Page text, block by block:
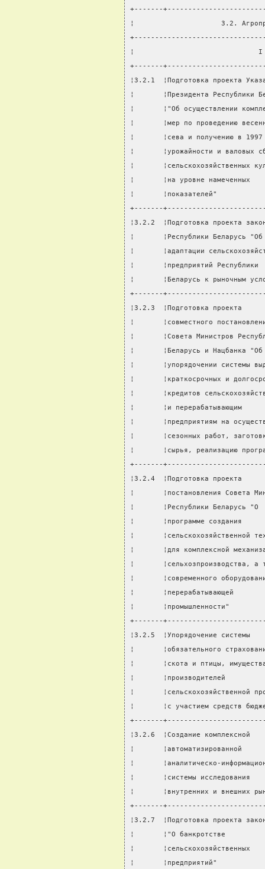
+-------
¦                     3.2.
¦                              I
+-------
¦3.2.1  ¦Подготовка проекта
¦       ¦Президента Республики
¦       ¦"Об осуществлении
¦       ¦мер по проведению
¦       ¦сева и
¦       ¦урожайности и
¦
¦       ¦на уровне
¦       ¦показателей"
+-------
¦3.2.2  ¦Подготовка проекта
¦       ¦Республики
¦       ¦адаптации
¦       ¦предприятий
¦       ¦Беларусь к
+-------
¦3.2.3  ¦Подготовка проекта
¦       ¦совместного
¦       ¦Совета Министров
¦       ¦Беларусь и
¦       ¦упорядочении
¦       ¦краткосрочных и
¦       ¦кредитов
¦       ¦и
¦       ¦предприятиям на
¦       ¦сезонных работ,
¦       ¦сырья,
+-------
¦3.2.4  ¦Подготовка проекта
¦       ¦постановления Совета
¦       ¦Республики
¦       ¦программе
¦
¦       ¦для комплексной
¦
¦       ¦современного
¦
¦
+-------
¦3.2.5  ¦Упорядочение
¦       ¦обязательного
¦       ¦скота и птицы,
¦
¦
¦       ¦с участием
+-------
¦3.2.6  ¦Создание
¦
¦       ¦аналитическо-
¦       ¦системы
¦       ¦внутренних и внешних
+-------
¦3.2.7  ¦Подготовка проекта
¦       ¦"О банкротстве
¦
¦       ¦предприятий"